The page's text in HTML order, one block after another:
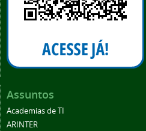
Assuntos
Academias de TI
ARINTER